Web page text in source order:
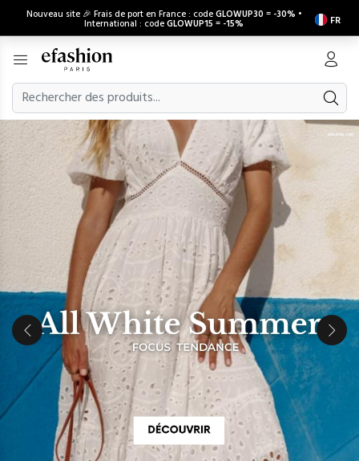
Nouveau site 🎉 Frais de port en France : codeGLOWUP30 = -30% •
International : codeGLOWUP15 = -15% FR